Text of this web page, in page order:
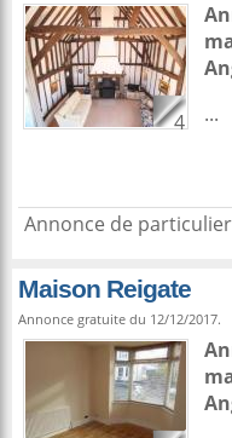
4
...
Annonce de particulier
Maison Reigate
Annonce gratuite du 12/12/2017.